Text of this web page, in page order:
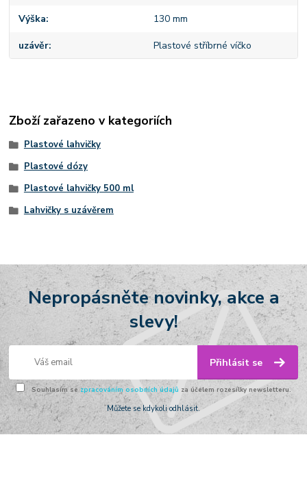
Výška 130 mm
uzávěr Plastové stříbrné víčko
Zboží zařazeno v kategoriích
Plastové lahvičky
Plastové dózy
Plastové lahvičky 500 ml
Lahvičky s uzávěrem
Nepropásněte novinky, akce a
slevy!
Přihlásit se
Souhlasím se zpracováním osobních údajů za účelem rozesílky newsletteru.
Můžete se kdykoli odhlásit.